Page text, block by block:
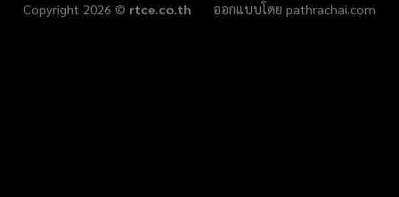
Copyright 2026 © rtce.co.th ออกแบบโดย pathrachai.com